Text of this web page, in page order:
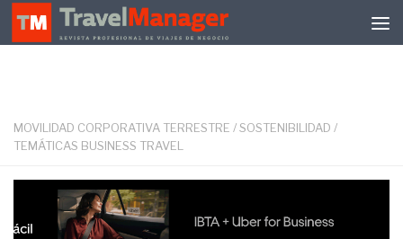
Debajo del contenido
MOVILIDAD CORPORATIVA TERRESTRE /SOSTENIBILIDAD /
TEMÁTICAS BUSINESS TRAVEL